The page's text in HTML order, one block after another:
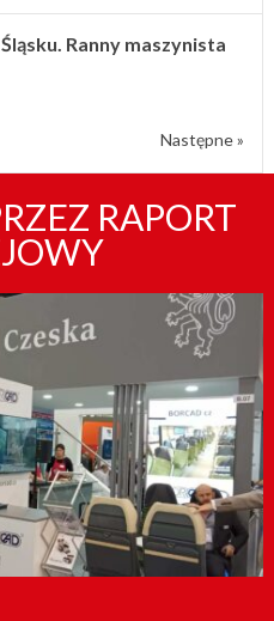
Ranny maszynista
Następne »
RAPORT